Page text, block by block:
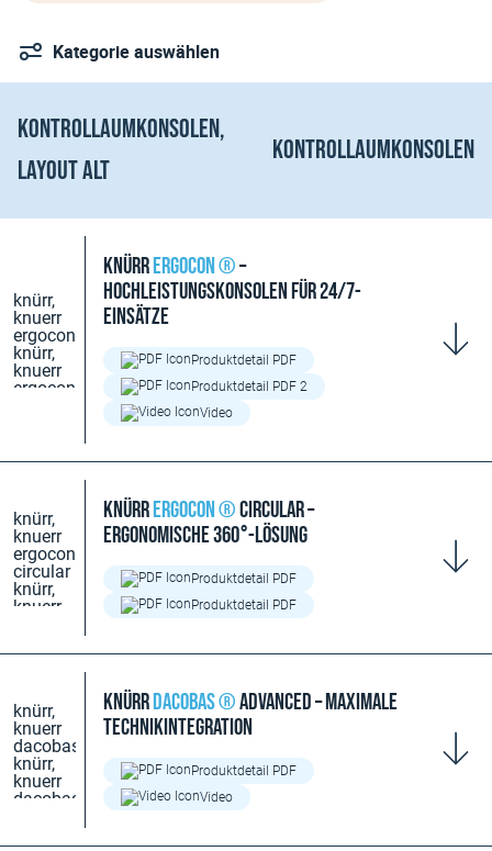
Kategorie auswählen
Kontrollaumkonsolen
KnürrErgocon ®–
Hochleistungskonsolen für 24/7-
Einsätze
Produktdetail PDF
Produktdetail PDF 2
Video
KnürrErgocon ®Circular –
Ergonomische 360°-Lösung
Produktdetail PDF
Produktdetail PDF
KnürrDacobas ®Advanced – Maximale
Technikintegration
Produktdetail PDF
Video